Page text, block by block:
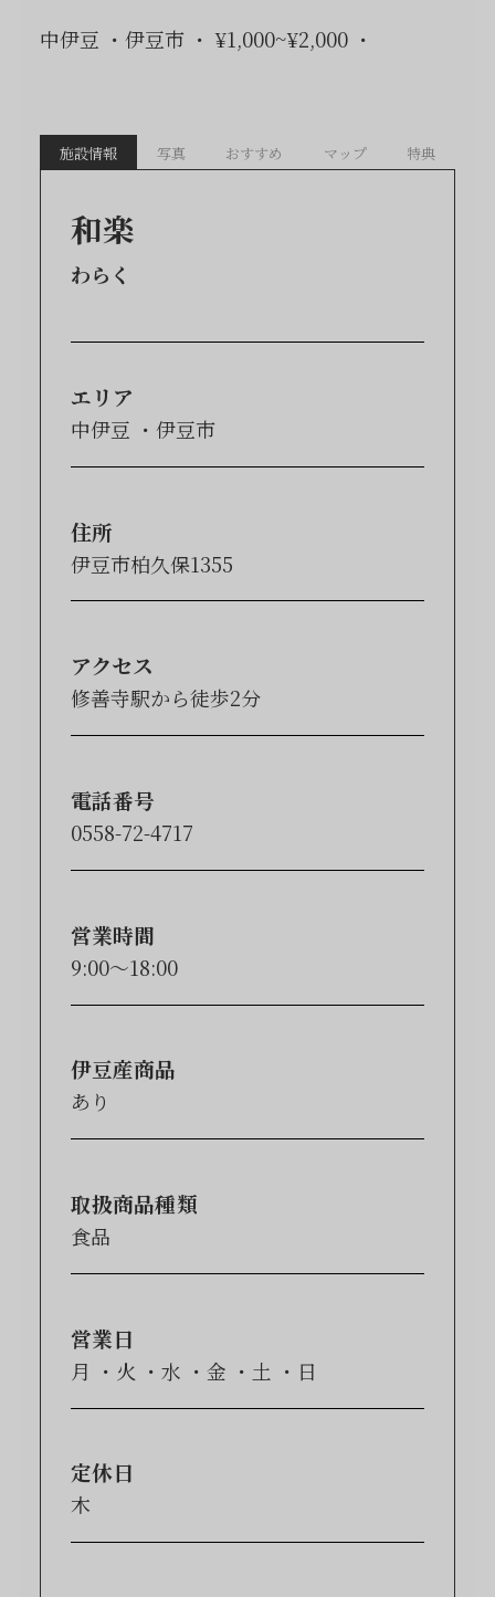
中伊豆
伊豆市 ¥1,000~¥2,000
施設情報 写真 おすすめ マップ 特典
和楽
わらく
エリア
中伊豆 伊豆市
住所
伊豆市柏久保1355
アクセス
修善寺駅から徒歩2分
電話番号
0558-72-4717
営業時間
9:00～18:00
伊豆産商品
あり
取扱商品種類
食品
営業日
月 火 水 金 土 日
定休日
木